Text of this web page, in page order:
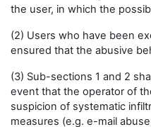
the user, in which the
(2) Users who have been
ensured that the abusive
(3) Sub-sections 1 and 2
event that the operator of
suspicion of systematic
measures (e.g. e-mail